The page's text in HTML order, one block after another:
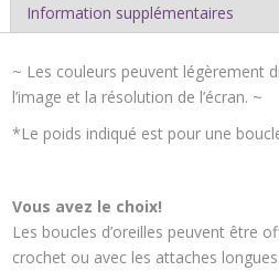
Information supplémentaires
~ Les couleurs peuvent légèrement différer selon la qualité de
l’image et la résolution de l’écran. ~
*Le poids indiqué est pour une
Vous avez le choix!
Les boucles d’oreilles peuvent être
crochet ou avec les attaches longues.